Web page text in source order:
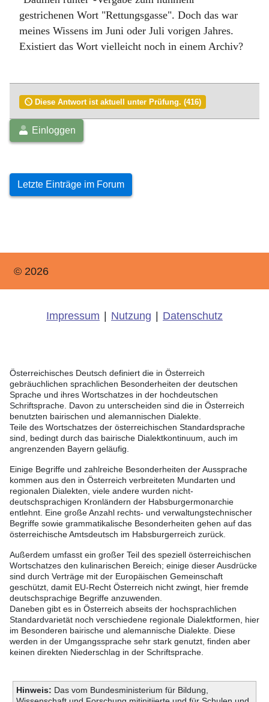
gestrichenen Wort "Rettungsgasse". Doch das war
meines Wissens im Juni oder Juli vorigen Jahres.
Existiert das Wort vielleicht noch in einem Archiv?
Diese Antwort ist aktuell unter Prüfung. (416)
Einloggen
Letzte Einträge im Forum
© 2026
Impressum Nutzung Datenschutz
Österreichisches Deutsch definiert die in Österreich
gebräuchlichen sprachlichen Besonderheiten der deutschen
Sprache und ihres Wortschatzes in der hochdeutschen
Schriftsprache. Davon zu unterscheiden sind die in Österreich
benutzten bairischen und alemannischen Dialekte.
Teile des Wortschatzes der österreichischen Standardsprache
sind, bedingt durch das bairische Dialektkontinuum, auch im
angrenzenden Bayern geläufig.
Einige Begriffe und zahlreiche Besonderheiten der Aussprache
kommen aus den in Österreich verbreiteten Mundarten und
regionalen Dialekten, viele andere wurden nicht-
deutschsprachigen Kronländern der Habsburgermonarchie
entlehnt. Eine große Anzahl rechts- und verwaltungstechnischer
Begriffe sowie grammatikalische Besonderheiten gehen auf das
österreichische Amtsdeutsch im Habsburgerreich zurück.
Außerdem umfasst ein großer Teil des speziell österreichischen
Wortschatzes den kulinarischen Bereich; einige dieser Ausdrücke
sind durch Verträge mit der Europäischen Gemeinschaft
geschützt, damit EU-Recht Österreich nicht zwingt, hier fremde
deutschsprachige Begriffe anzuwenden.
Daneben gibt es in Österreich abseits der hochsprachlichen
Standardvarietät noch verschiedene regionale Dialektformen, hier
im Besonderen bairische und alemannische Dialekte. Diese
werden in der Umgangssprache sehr stark genutzt, finden aber
keinen direkten Niederschlag in der Schriftsprache.
Hinweis: Das vom Bundesministerium für Bildung,